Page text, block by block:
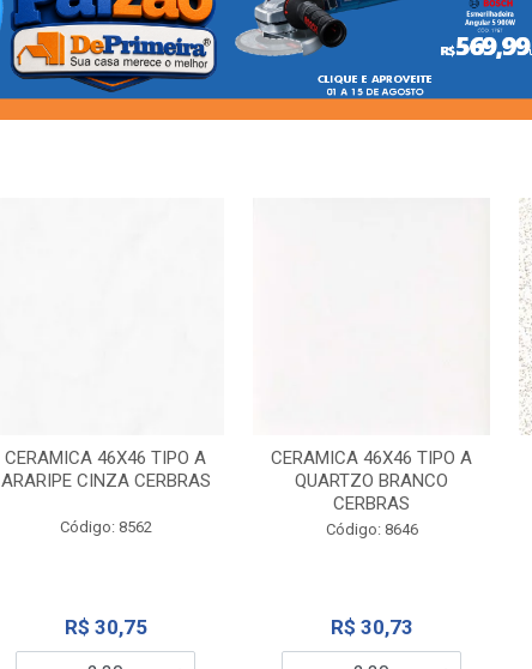
CERAMICA 46X46 TIPO A
ARARIPE CINZA CERBRAS
Código: 8562
R$ 30,75
CERAMICA 46X46 TIPO A
QUARTZO BRANCO
CERBRAS
Código: 8646
R$ 30,73